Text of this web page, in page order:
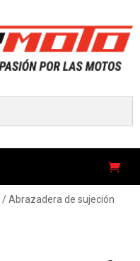
/ Abrazadera de sujeción